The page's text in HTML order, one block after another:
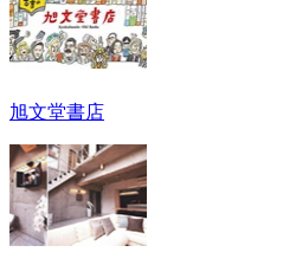
旭文堂書店